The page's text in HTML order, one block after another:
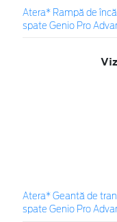
Atera* Rampă de
spate Genio Pro
Atera* Geantă de
spate Genio Pro